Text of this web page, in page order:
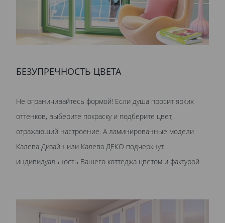
БЕЗУПРЕЧНОСТЬ ЦВЕТА
Не ограничивайтесь формой! Если душа просит ярких
оттенков, выберите покраску и подберите цвет,
отражающий настроение. А ламинированные модели
Калева Дизайн или Калева ДЕКО подчеркнут
индивидуальность Вашего коттеджа цветом и фактурой.